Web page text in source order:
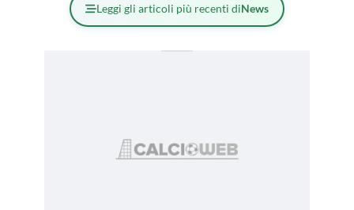
Leggi gli articoli più recenti diNews